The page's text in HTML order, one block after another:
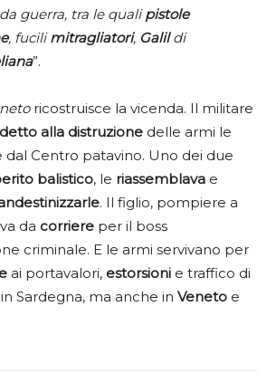
guerra, tra le qualipistole
, fucilimitragliatori, Galildi
”.
ricostruisce la vicenda. Il militare
alla distruzione delle armi le
dal Centro patavino. Uno dei due
balistico, le riassemblava e
. Il figlio, pompiere a
da corriere per il boss
criminale. E le armi servivano per
ai portavalori, estorsioni e traffico di
Sardegna, ma anche in Veneto e